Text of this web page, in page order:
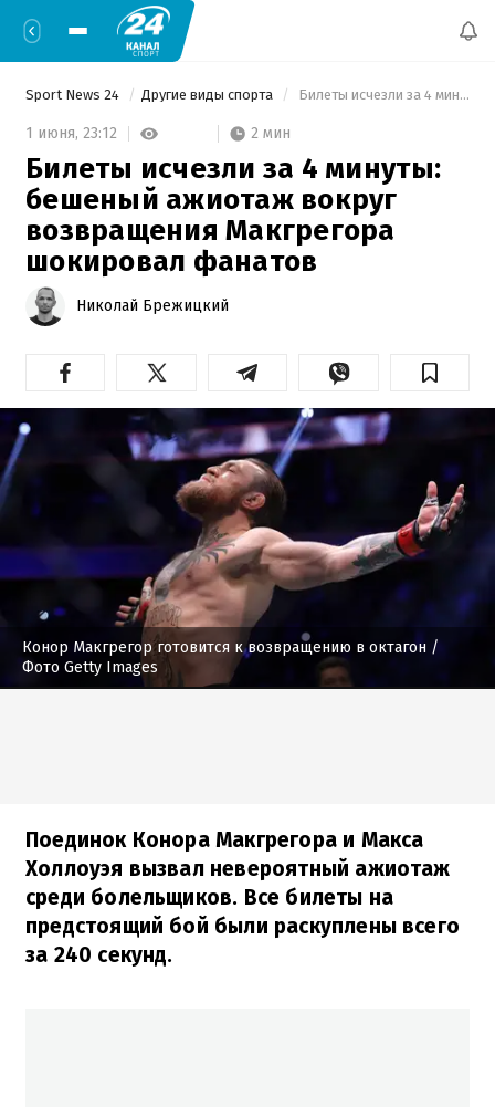
Sport News 24 Другие виды спорта Билеты исчезли за 4 минуты: бешеный ажиотаж вокруг возвращения Макгрегора шокировал фанатов
1 июня, 23:12 2 мин
Билеты исчезли за 4 минуты:
бешеный ажиотаж вокруг
возвращения Макгрегора
шокировал фанатов
Николай Брежицкий
Конор Макгрегор готовится к возвращению в октагон /
Фото Getty Images
Поединок Конора Макгрегора и Макса
Холлоуэя вызвал невероятный ажиотаж
среди болельщиков. Все билеты на
предстоящий бой были раскуплены всего
за 240 секунд.